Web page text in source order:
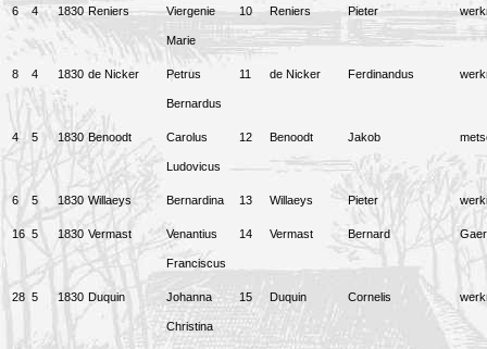
6 4 1830 Reniers Viergenie
Marie
10 Reniers Pieter
8 4 1830 de Nicker Petrus
Bernardus
11 de Nicker Ferdinandus
4 5 1830 Benoodt Carolus
Ludovicus
12 Benoodt Jakob
6 5 1830 Willaeys Bernardina 13 Willaeys Pieter
16 5 1830 Vermast Venantius
Franciscus
14 Vermast Bernard
28 5 1830 Duquin Johanna
Christina
15 Duquin Cornelis